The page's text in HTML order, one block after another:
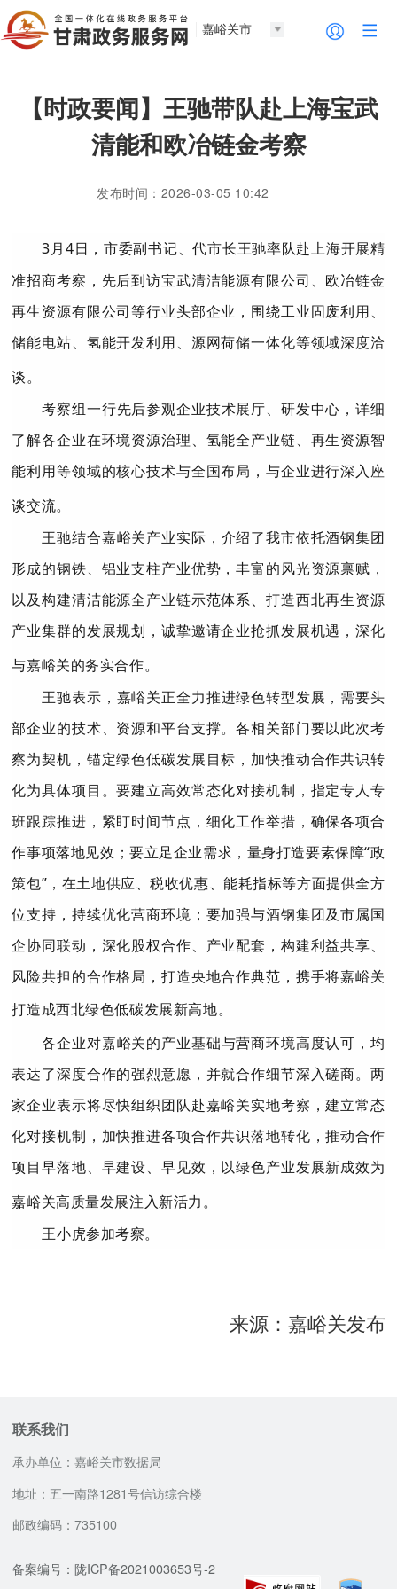
嘉峪关市
【时政要闻】王驰带队赴上海宝武
清能和欧冶链金考察
发布时间：2026-03-05 10:42
3月4日，市委副书记、代市长王驰率队赴上海开展精
准招商考察，先后到访宝武清洁能源有限公司、欧冶链金
再生资源有限公司等行业头部企业，围绕工业固废利用、
储能电站、氢能开发利用、源网荷储一体化等领域深度洽
谈。
考察组一行先后参观企业技术展厅、研发中心，详细
了解各企业在环境资源治理、氢能全产业链、再生资源智
能利用等领域的核心技术与全国布局，与企业进行深入座
谈交流。
王驰结合嘉峪关产业实际，介绍了我市依托酒钢集团
形成的钢铁、铝业支柱产业优势，丰富的风光资源禀赋，
以及构建清洁能源全产业链示范体系、打造西北再生资源
产业集群的发展规划，诚挚邀请企业抢抓发展机遇，深化
与嘉峪关的务实合作。
王驰表示，嘉峪关正全力推进绿色转型发展，需要头
部企业的技术、资源和平台支撑。各相关部门要以此次考
察为契机，锚定绿色低碳发展目标，加快推动合作共识转
化为具体项目。要建立高效常态化对接机制，指定专人专
班跟踪推进，紧盯时间节点，细化工作举措，确保各项合
作事项落地见效；要立足企业需求，量身打造要素保障“政
策包”，在土地供应、税收优惠、能耗指标等方面提供全方
位支持，持续优化营商环境；要加强与酒钢集团及市属国
企协同联动，深化股权合作、产业配套，构建利益共享、
风险共担的合作格局，打造央地合作典范，携手将嘉峪关
打造成西北绿色低碳发展新高地。
各企业对嘉峪关的产业基础与营商环境高度认可，均
表达了深度合作的强烈意愿，并就合作细节深入磋商。两
家企业表示将尽快组织团队赴嘉峪关实地考察，建立常态
化对接机制，加快推进各项合作共识落地转化，推动合作
项目早落地、早建设、早见效，以绿色产业发展新成效为
嘉峪关高质量发展注入新活力。
王小虎参加考察。
来源：嘉峪关发布
联系我们
承办单位：嘉峪关市数据局
地址：五一南路1281号信访综合楼
邮政编码：735100
备案编号：陇ICP备2021003653号-2